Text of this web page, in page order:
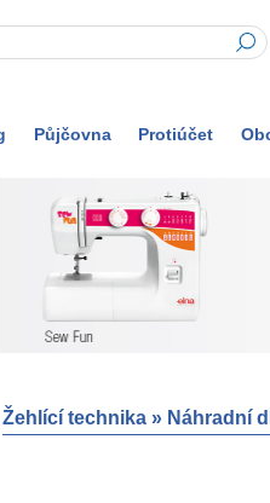
Půjčovna Protiúčet
Žehlící technika» Náhradní